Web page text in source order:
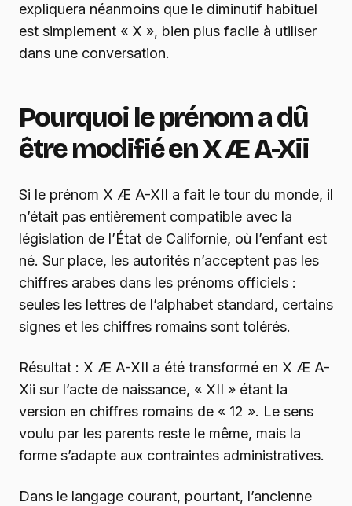
expliquera néanmoins que le diminutif habituel
est simplement « X », bien plus facile à utiliser
dans une conversation.
Pourquoi le prénom a dû
être modifié en X Æ A-Xii
Si le prénom X Æ A-XII a fait le tour du monde, il
n’était pas entièrement compatible avec la
législation de l’État de Californie, où l’enfant est
né. Sur place, les autorités n’acceptent pas les
chiffres arabes dans les prénoms officiels :
seules les lettres de l’alphabet standard, certains
signes et les chiffres romains sont tolérés.
Résultat : X Æ A-XII a été transformé en X Æ A-
Xii sur l’acte de naissance, « XII » étant la
version en chiffres romains de « 12 ». Le sens
voulu par les parents reste le même, mais la
forme s’adapte aux contraintes administratives.
Dans le langage courant, pourtant, l’ancienne